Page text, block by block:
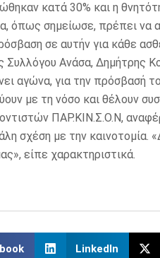
κατά 30% και η
όπως σημείωσε, πρέπει
σε αυτήν για κάθε
Ανάσα, Δημήτρης
αγώνα, για την πρόσβασή
με τη νόσο και θέλουν
ΠΑΡ.ΚΙΝ.Σ.Ο.Ν,
σχέση με την καινοτομία.
είπε χαρακτηριστικά.
LinkedIn